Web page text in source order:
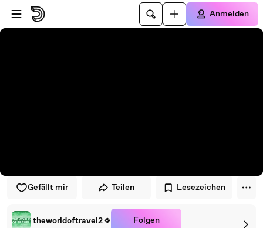
Zum Player springen
Zum Hauptinhalt springen
Anmelden
Gefällt mir Teilen Lesezeichen
theworldoftravel2 Folgen